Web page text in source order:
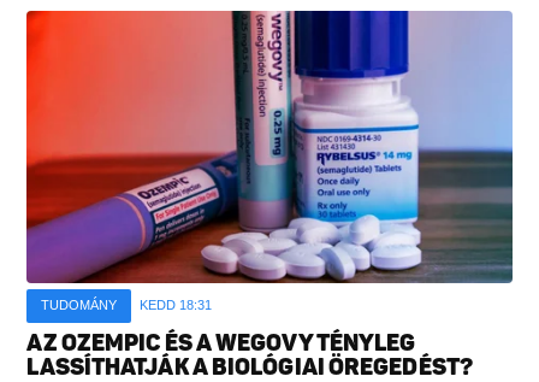
TUDOMÁNY KEDD 18:31
AZ OZEMPIC ÉS A WEGOVY TÉNYLEG
LASSÍTHATJÁK A BIOLÓGIAI ÖREGEDÉST?